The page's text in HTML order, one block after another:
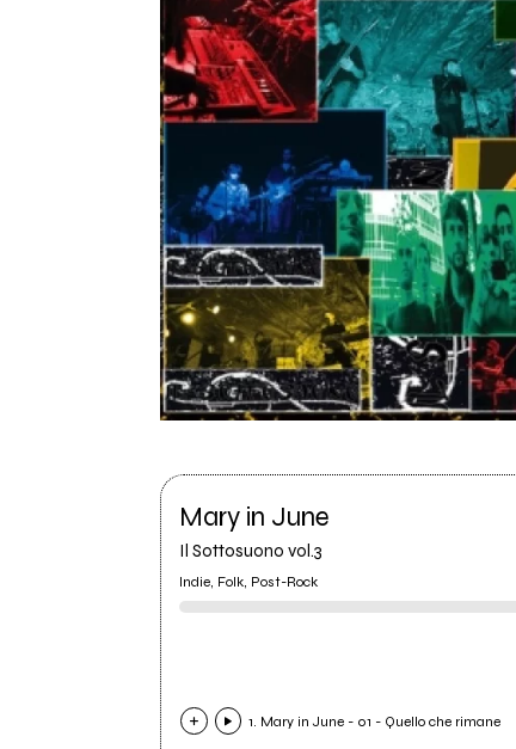
Mary in June
Il Sottosuono vol.3
Indie, Folk, Post-Rock
1. Mary in June - 01 - Quello che rimane